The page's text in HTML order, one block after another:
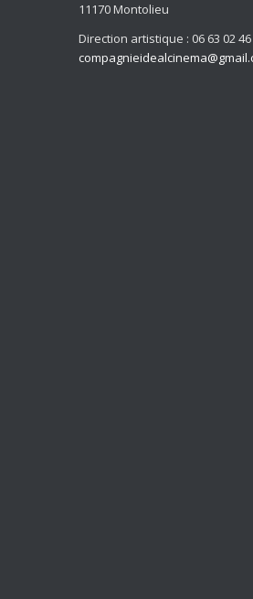
11170 Montolieu
Direction artistique : 06 63 02 46